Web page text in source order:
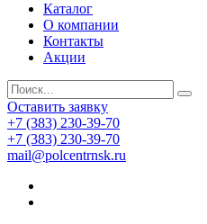
Каталог
О компании
Контакты
Акции
Оставить заявку
+7 (383) 230-39-70
+7 (383) 230-39-70
mail@polcentrnsk.ru